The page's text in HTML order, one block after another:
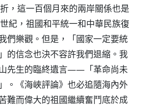
，這一百個月來的兩岸關係也是
紀，祖國和平統一和中華民族復
們樂觀。但是，「國家一定要統
的信念也決不容許我們退縮。我
先生的臨終遺言——「革命尚未
。《海峽評論》也必追隨海內外
難而偉大的祖國繼續奮鬥底於成